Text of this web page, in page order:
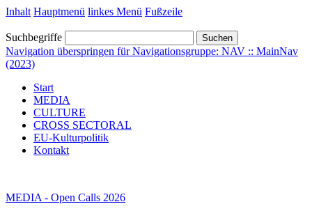
Inhalt Hauptmenü linkes Menü Fußzeile
Suchbegriffe Suchen
Navigation überspringen für Navigationsgruppe: NAV :: MainNav
(2023)
Start
MEDIA
CULTURE
CROSS SECTORAL
EU-Kulturpolitik
Kontakt
MEDIA - Open Calls 2026